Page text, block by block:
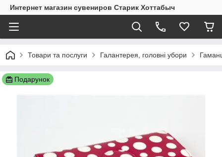
Интернет магазин сувениров Старик Хоттабыч
Товари та послуги Галантерея, головні убори
Подарунок